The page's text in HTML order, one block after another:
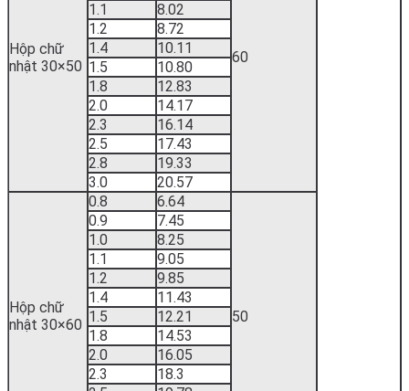
Hộp chữ
nhật 30×50
60
1.1
8.02
1.2
8.72
1.4
10.11
1.5
10.80
1.8
12.83
2.0
14.17
2.3
16.14
2.5
17.43
2.8
19.33
3.0
20.57
Hộp chữ
nhật 30×60
0.8 6.64
50
0.9
7.45
1.0
8.25
1.1
9.05
1.2
9.85
1.4
11.43
1.5
12.21
1.8
14.53
2.0
16.05
2.3
18.3